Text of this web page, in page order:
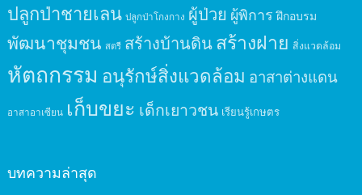
ปลูกป่าชายเลน ปลูกป่าโกงกาง ผู้ป่วย ผู้พิการ ฝึกอบรม
พัฒนาชุมชน สตรี สร้างบ้านดินสร้างฝาย สิ่งแวดล้อม
หัตถกรรม อนุรักษ์สิ่งแวดล้อม อาสาต่างแดน
อาสาอาเซียน เก็บขยะ เด็กเยาวชน เรียนรู้เกษตร
บทความล่าสุด